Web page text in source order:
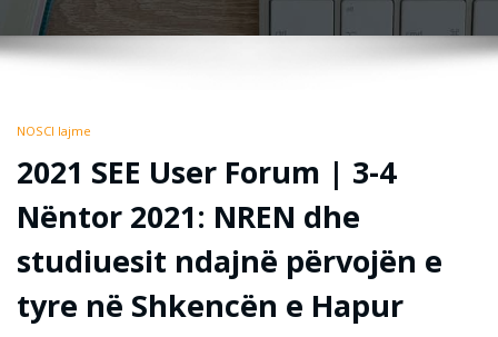
NOSCI lajme
2021 SEE User Forum | 3-4
Nëntor 2021: NREN dhe
studiuesit ndajnë përvojën e
tyre në Shkencën e Hapur